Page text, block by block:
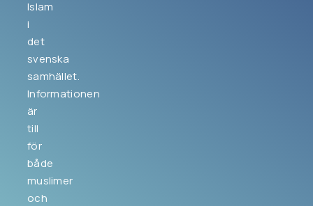
Islam
i
det
svenska
samhället.
Informationen
är
till
för
både
muslimer
och